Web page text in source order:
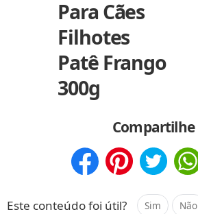
Para Cães
Filhotes
Patê Frango
300g
Compartilhe
Este conteúdo foi útil? Sim Não